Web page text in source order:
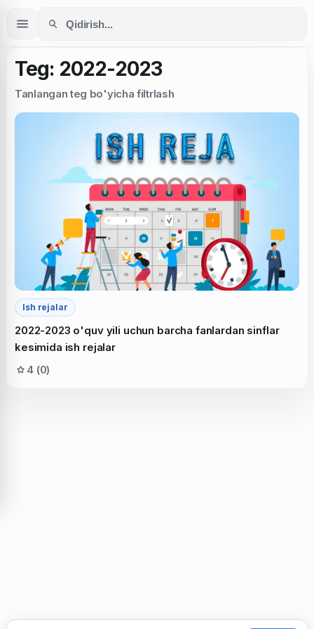
Teg: 2022-2023
Tanlangan teg bo'yicha filtrlash
Ish rejalar
2022-2023 o'quv yili uchun barcha fanlardan sinflar
kesimida ish rejalar
4 (0)